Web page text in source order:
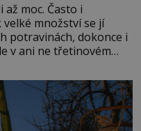
moc. Často i
množství se jí
potravinách, dokonce i
v ani ne třetinovém
jsou zásadní pro